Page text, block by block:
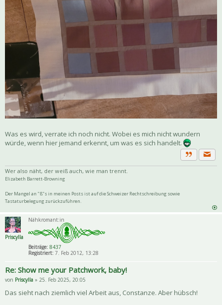
Was es wird, verrate ich noch nicht. Wobei es mich nicht wundern
würde, wenn hier jemand erkennt, um was es sich handelt.
Zitat
Wer also näht, der weiß auch, wie man trennt.
Elizabeth Barrett-Browning
Der Mangel an "ß"s in meinen Posts ist auf die Schweizer Rechtschreibung sowie
Tastaturbelegung zurückzuführen.
Priscylla
Nähkromant:in
Beiträge: 8437
Registriert: 7. Feb 2012, 13:28
Re: Show me your Patchwork, baby!
von Priscylla » 25. Feb 2025, 20:05
Das sieht nach ziemlich viel Arbeit aus, Constanze. Aber hübsch!